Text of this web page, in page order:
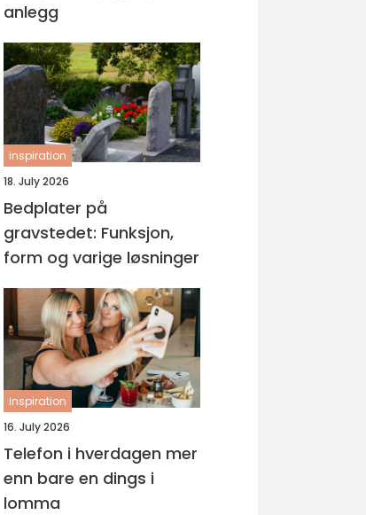
anlegg
inspiration
18. July 2026
Bedplater på
gravstedet: Funksjon,
form og varige løsninger
inspiration
16. July 2026
Telefon i hverdagen mer
enn bare en dings i
lomma